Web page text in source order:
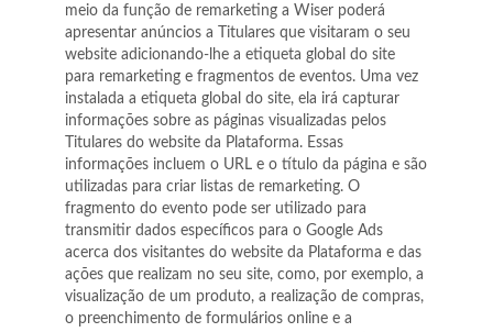
meio da função de remarketing a Wiser poderá
apresentar anúncios a Titulares que visitaram o seu
website adicionando-lhe a etiqueta global do site
para remarketing e fragmentos de eventos. Uma vez
instalada a etiqueta global do site, ela irá capturar
informações sobre as páginas visualizadas pelos
Titulares do website da Plataforma. Essas
informações incluem o URL e o título da página e são
utilizadas para criar listas de remarketing. O
fragmento do evento pode ser utilizado para
transmitir dados específicos para o Google Ads
acerca dos visitantes do website da Plataforma e das
ações que realizam no seu site, como, por exemplo, a
visualização de um produto, a realização de compras,
o preenchimento de formulários online e a